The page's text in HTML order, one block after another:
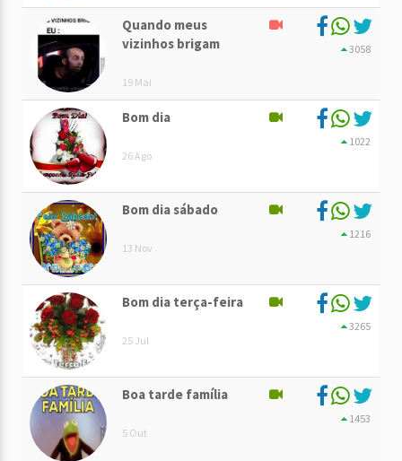
Quando meus
vizinhos brigam
19 Mai
3058
Bom dia
26 Ago
1022
Bom dia sábado
13 Nov
1216
Bom dia terça-feira
25 Jul
3265
Boa tarde família
5 Out
1453